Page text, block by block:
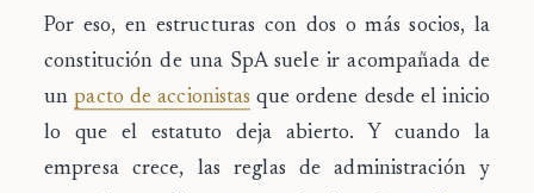
Por eso, en estructuras con dos o más socios, la
constitución de una SpA suele ir acompañada de
unpacto de accionistas que ordene desde el inicio
lo que el estatuto deja abierto. Y cuando la
empresa crece, las reglas de administración y